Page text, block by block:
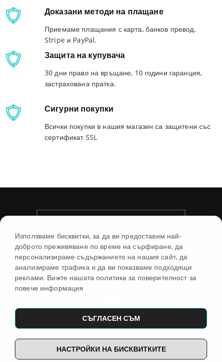
Доказани методи на плащане
Приемаме плащания с карта, банков превод,
Stripe и PayPal.
Защита на купувача
30 дни право на връщане, 10 години гаранция,
застрахована пратка.
Сигурни покупки
Всички покупки в нашия магазин са защитени със
сертификат SSL
УСЛОВИЯ
МАГАЗИН
ИНФОРМАЦИЯ
Използваме бисквитки, за да ви предоставим най-
доброто преживяване по време на сърфиране, да
персонализираме съдържанието на нашия сайт, да
анализираме трафика и да ви показваме подходящи
реклами. Вижте нашата политика за поверителност за
повече информация
СЪГЛАСЕН СЪМ
НАСТРОЙКИ НА БИСКВИТКИТЕ